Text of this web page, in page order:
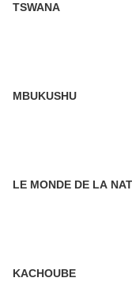
TSWANA
MBUKUSHU
LE MONDE DE LA
KACHOUBE